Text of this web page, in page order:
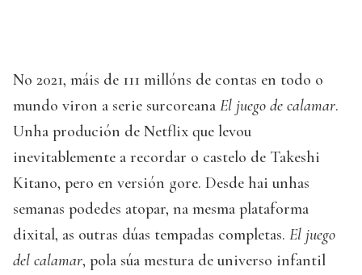
No 2021, máis de 111 millóns de contas en todo o
mundo viron a serie surcoreana El juego de calamar.
Unha produción de Netflix que levou
inevitablemente a recordar o castelo de Takeshi
Kitano, pero en versión gore. Desde hai unhas
semanas podedes atopar, na mesma plataforma
dixital, as outras dúas tempadas completas. El juego
del calamar, pola súa mestura de universo infantil